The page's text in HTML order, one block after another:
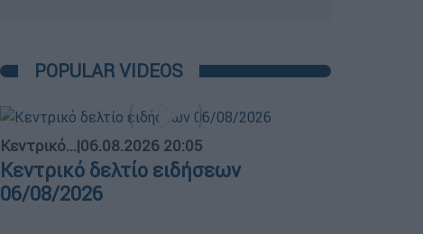
POPULAR VIDEOS
Κεντρικό...|06.08.2026 20:05
Κεντρικό δελτίο ειδήσεων
06/08/2026